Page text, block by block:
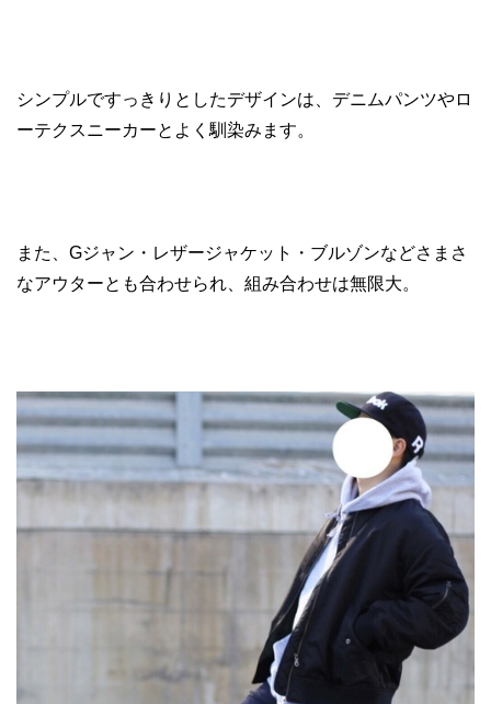
シンプルですっきりとしたデザインは、デニムパンツやロ
ーテクスニーカーとよく馴染みます。
また、Gジャン・レザージャケット・ブルゾンなどさまさ
なアウターとも合わせられ、組み合わせは無限大。